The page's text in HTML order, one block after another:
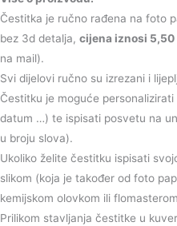
Čestitka je ručno rađena na foto
bez 3d detalja, cijena iznosi 5,50
na mail).
Svi dijelovi ručno su izrezani i
Čestitku je moguće
datum …) te ispisati posvetu na
u broju slova).
Ukoliko želite čestitku ispisati
slikom (koja je također od foto
kemijskom olovkom ili
Prilikom stavljanja čestitke u